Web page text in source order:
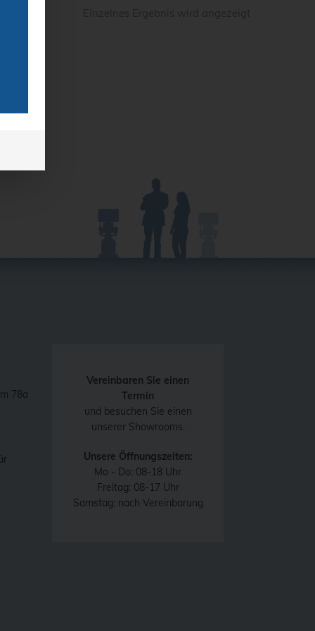
78a
Vereinbaren Sie einen
Termin
und besuchen Sie einen
unserer Showrooms.
Unsere Öffnungszeiten:
Mo - Do: 08-18 Uhr
Freitag: 08-17 Uhr
Samstag: nach Vereinbarung